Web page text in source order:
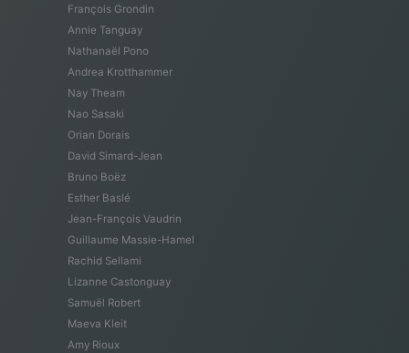
François Grondin
Annie Tanguay
Nathanaël Pono
Andrea Krotthammer
Nay Theam
Nao Sasaki
Orian Dorais
David Simard-Jean
Bruno Boëz
Esther Baslé
Jean-François Vaudrin
Guillaume Massie-Hamel
Rachid Sellami
Lizanne Castonguay
Samuël Robert
Maeva Kleit
Amy Rioux